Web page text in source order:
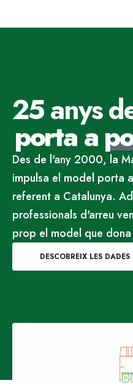
25 anys
porta a
Des de l'any 2000, la
impulsa el model porta
referent a Catalunya.
professionals d'arreu
prop el model que
DESCOBREIX LES DADES